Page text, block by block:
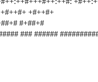
+#++#+
#+##+#
### ######